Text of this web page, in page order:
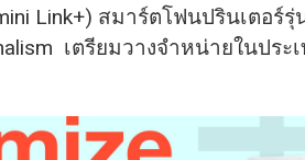
Link+) สมาร์ตโฟนปรินเตอร์
เตรียมวางจำหน่ายในประ